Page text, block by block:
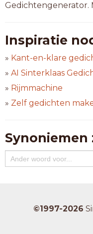
Gedichtengenerator.
Inspiratie
» Kant-en-klare
» AI Sinterklaas
» Rijmmachine
» Zelf gedichten
Synoniemen
©1997-2026